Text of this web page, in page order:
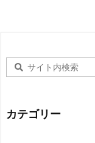
カテゴリー